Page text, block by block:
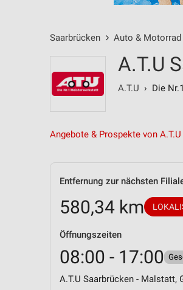
Saarbrücken Auto &
A.T.U
A.T.U › Die
Angebote & Prospekte von
Entfernung zur nächsten
580,34 km
Öffnungszeiten
08:00 - 17:00
A.T.U Saarbrücken - Malstatt,